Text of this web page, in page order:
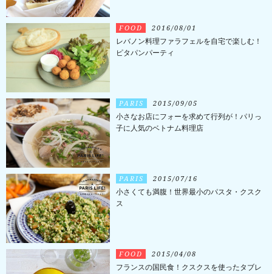
FOOD 2016/08/01
レバノン料理ファラフェルを自宅で楽しむ！
ピタパンパーティ
PARIS 2015/09/05
小さなお店にフォーを求めて行列が！パリっ
子に人気のベトナム料理店
PARIS 2015/07/16
小さくても満腹！世界最小のパスタ・クスク
ス
FOOD 2015/04/08
フランスの国民食！クスクスを使ったタブレ